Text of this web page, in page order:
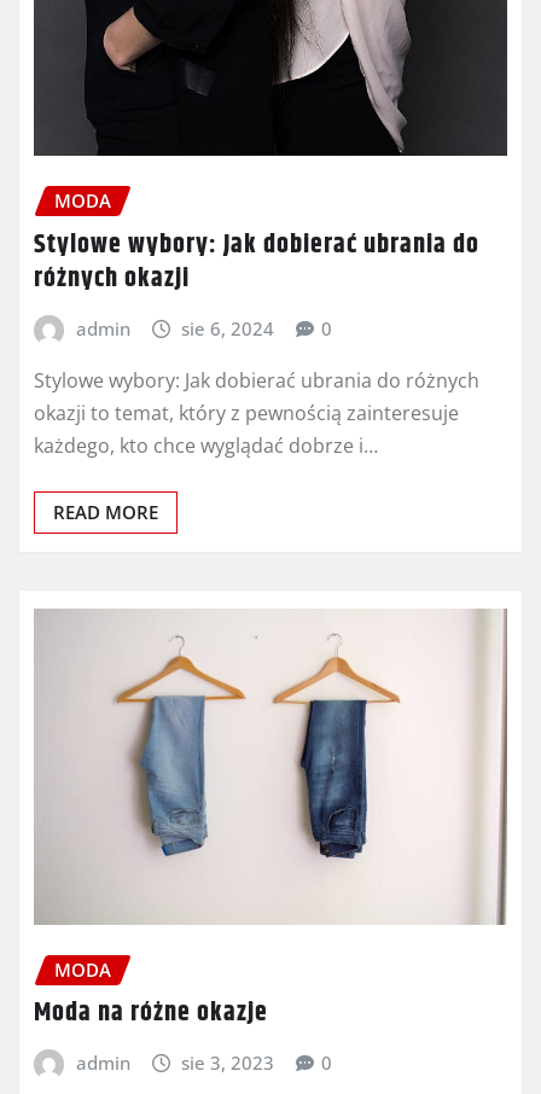
MODA
Stylowe wybory: Jak dobierać ubrania do
różnych okazji
admin sie 6, 2024 0
Stylowe wybory: Jak dobierać ubrania do różnych
okazji to temat, który z pewnością zainteresuje
każdego, kto chce wyglądać dobrze i…
READ MORE
MODA
Moda na różne okazje
admin sie 3, 2023 0